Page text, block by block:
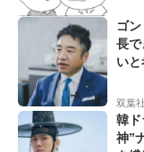
ゴ
長で
い
双葉
韓ド
神”